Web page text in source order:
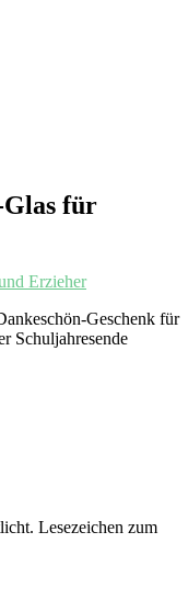
für
Erzieher
Geschenk für
Schuljahresende
Lesezeichen zum